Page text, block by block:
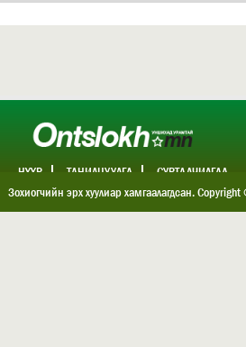
НҮҮР ТАНИЛЦУУЛГА СУРТАЛЧИЛГАА
ХОЛБОО БАРИХ
Зохиогчийн эрх хуулиар хамгаалагдсан.